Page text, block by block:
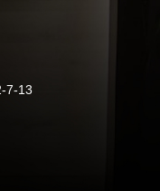
7-13